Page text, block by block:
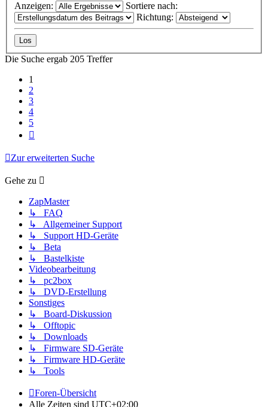
Anzeigen:
Sortiere nach:
Richtung:
Die Suche ergab 205 Treffer
1
2
3
4
5
Zur erweiterten Suche
Gehe zu
ZapMaster
↳ FAQ
↳ Allgemeiner Support
↳ Support HD-Geräte
↳ Beta
↳ Bastelkiste
Videobearbeitung
↳ pc2box
↳ DVD-Erstellung
Sonstiges
↳ Board-Diskussion
↳ Offtopic
↳ Downloads
↳ Firmware SD-Geräte
↳ Firmware HD-Geräte
↳ Tools
Foren-Übersicht
Alle Zeiten sind UTC+02:00